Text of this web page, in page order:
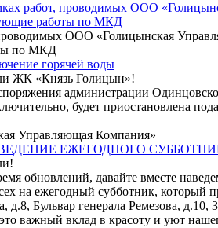
работ, проводимых ООО
работы по МКД
ООО «Голицынская
по МКД
горячей воды
ЖК «Князь Голицын»!
администрации
будет приостановлена
Управляющая Компания»
ЕЖЕГОДНОГО
обновлений, давайте вместе
на ежегодный субботник, который
д.8, Бульвар генерала Ремезова, д.10,
важный вклад в красоту и уют